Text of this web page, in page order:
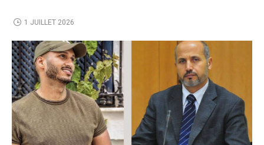
1 JUILLET 2026